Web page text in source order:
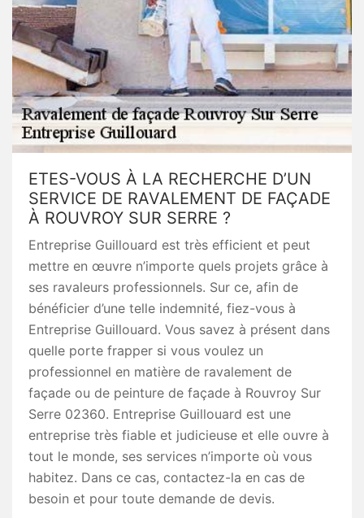
ETES-VOUS À LA RECHERCHE D’UN
SERVICE DE RAVALEMENT DE FAÇADE
À ROUVROY SUR SERRE ?
Entreprise Guillouard est très efficient et peut
mettre en œuvre n’importe quels projets grâce à
ses ravaleurs professionnels. Sur ce, afin de
bénéficier d’une telle indemnité, fiez-vous à
Entreprise Guillouard. Vous savez à présent dans
quelle porte frapper si vous voulez un
professionnel en matière de ravalement de
façade ou de peinture de façade à Rouvroy Sur
Serre 02360. Entreprise Guillouard est une
entreprise très fiable et judicieuse et elle ouvre à
tout le monde, ses services n’importe où vous
habitez. Dans ce cas, contactez-la en cas de
besoin et pour toute demande de devis.